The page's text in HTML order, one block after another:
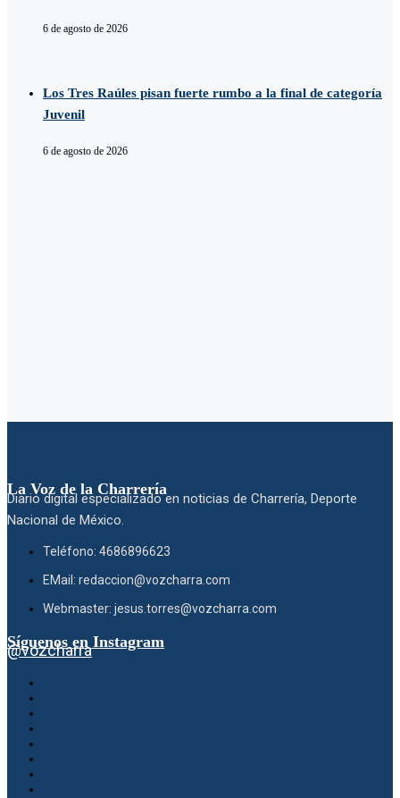
6 de agosto de 2026
Los Tres Raúles pisan fuerte rumbo a la final de categoría
Juvenil
6 de agosto de 2026
La Voz de la Charrería
Diario digital especializado en noticias de Charrería, Deporte
Nacional de México.
Teléfono: 4686896623
EMail: redaccion@vozcharra.com
Webmaster: jesus.torres@vozcharra.com
Síguenos en Instagram
@vozcharra